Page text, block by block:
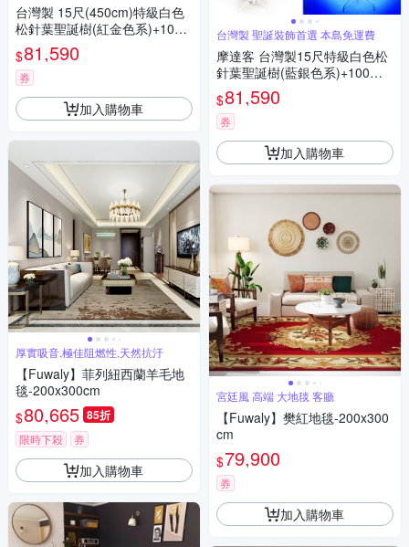
台灣製 15尺(450cm)特級白色
松針葉聖誕樹(紅金色系)+100
燈LED燈9串 本島免運費
$81,590
券
加入購物車
厚實吸音,極佳阻燃性,天然抗汙
【Fuwaly】菲列紐西蘭羊毛地
毯-200x300cm
$80,665 85折
限時下殺 券
加入購物車
台灣製 聖誕裝飾首選 本島免運費
摩達客 台灣製15尺特級白色松
針葉聖誕樹(藍銀色系)+100燈L
ED燈9串(附控制器跳機) 本島
免運費
$81,590
券
加入購物車
宮廷風 高端 大地毯 客廳
【Fuwaly】樊紅地毯-200x300
cm
$79,900
券
加入購物車